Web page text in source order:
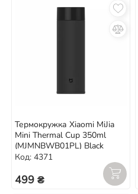
Термокружка Xiaomi MiJia
Mini Thermal Cup 350ml
(MJMNBWB01PL) Black
Код: 4371
499 ₴